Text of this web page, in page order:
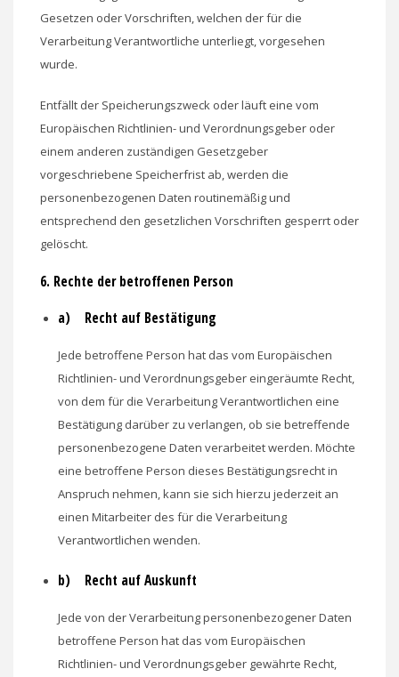
Gesetzen oder Vorschriften, welchen der für die
Verarbeitung Verantwortliche unterliegt, vorgesehen
wurde.
Entfällt der Speicherungszweck oder läuft eine vom
Europäischen Richtlinien- und Verordnungsgeber oder
einem anderen zuständigen Gesetzgeber
vorgeschriebene Speicherfrist ab, werden die
personenbezogenen Daten routinemäßig und
entsprechend den gesetzlichen Vorschriften gesperrt oder
gelöscht.
6. Rechte der betroffenen Person
a) Recht auf Bestätigung
Jede betroffene Person hat das vom Europäischen
Richtlinien- und Verordnungsgeber eingeräumte Recht,
von dem für die Verarbeitung Verantwortlichen eine
Bestätigung darüber zu verlangen, ob sie betreffende
personenbezogene Daten verarbeitet werden. Möchte
eine betroffene Person dieses Bestätigungsrecht in
Anspruch nehmen, kann sie sich hierzu jederzeit an
einen Mitarbeiter des für die Verarbeitung
Verantwortlichen wenden.
b) Recht auf Auskunft
Jede von der Verarbeitung personenbezogener Daten
betroffene Person hat das vom Europäischen
Richtlinien- und Verordnungsgeber gewährte Recht,